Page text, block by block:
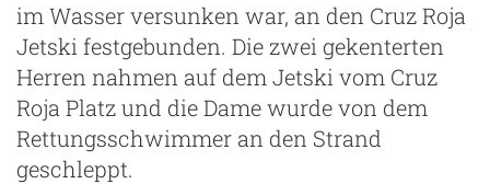
im Wasser versunken war, an den Cruz Roja
Jetski festgebunden. Die zwei gekenterten
Herren nahmen auf dem Jetski vom Cruz
Roja Platz und die Dame wurde von dem
Rettungsschwimmer an den Strand
geschleppt.